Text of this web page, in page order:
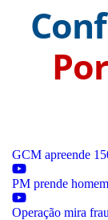
GCM apreende
PM prende
Operação mira